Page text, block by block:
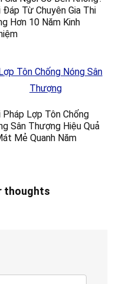
Đáp Từ Chuyên Gia Thi
Hơn 10 Năm Kinh
Pháp Lợp Tôn Chống
Sân Thượng Hiệu Quả
Mẻ Quanh Năm
thoughts